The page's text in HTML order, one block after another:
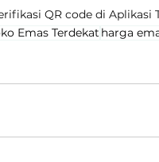
QR code di Aplikasi
Emas Terdekat harga